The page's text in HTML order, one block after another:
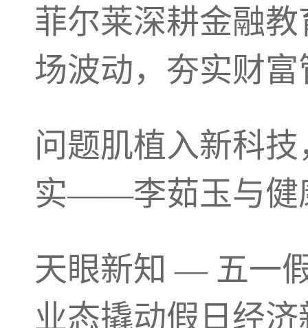
菲尔莱深耕金融
场波动，夯实财
问题肌植入新科
实——李茹玉与健
天眼新知 — 五一
业态撬动假日经济